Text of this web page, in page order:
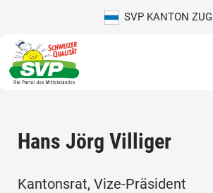
SVP KANTON ZUG
Hans Jörg Villiger
Kantonsrat, Vize-Präsident